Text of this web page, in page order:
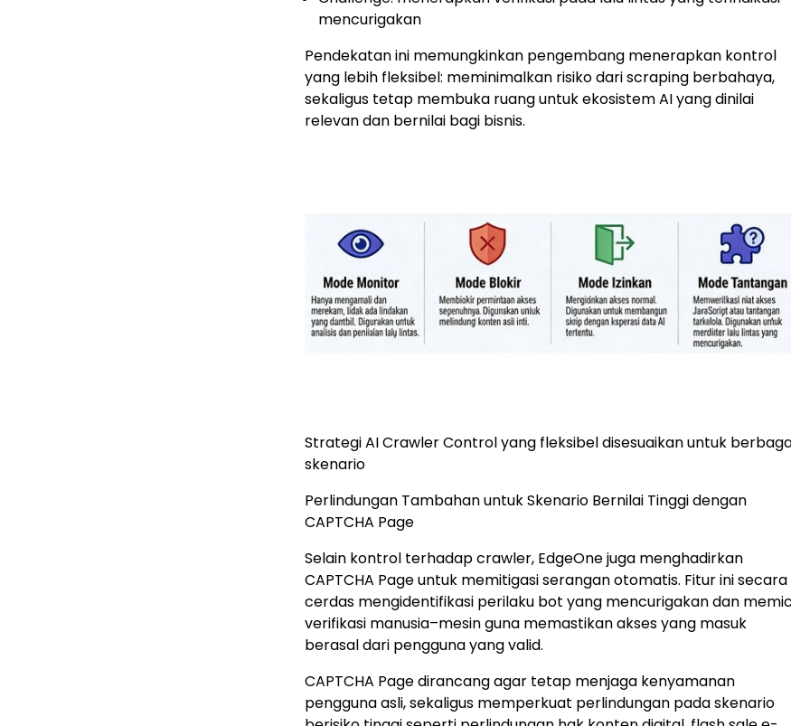
mencurigakan
Pendekatan ini memungkinkan pengembang menerapkan kontrol
yang lebih fleksibel: meminimalkan risiko dari scraping berbahaya,
sekaligus tetap membuka ruang untuk ekosistem AI yang dinilai
relevan dan bernilai bagi bisnis.
Strategi AI Crawler Control yang fleksibel disesuaikan untuk
skenario
Perlindungan Tambahan untuk Skenario Bernilai Tinggi dengan
CAPTCHA Page
Selain kontrol terhadap crawler, EdgeOne juga menghadirkan
CAPTCHA Page untuk memitigasi serangan otomatis. Fitur ini secara
cerdas mengidentifikasi perilaku bot yang mencurigakan dan
verifikasi manusia–mesin guna memastikan akses yang masuk
berasal dari pengguna yang valid.
CAPTCHA Page dirancang agar tetap menjaga kenyamanan
pengguna asli, sekaligus memperkuat perlindungan pada skenario